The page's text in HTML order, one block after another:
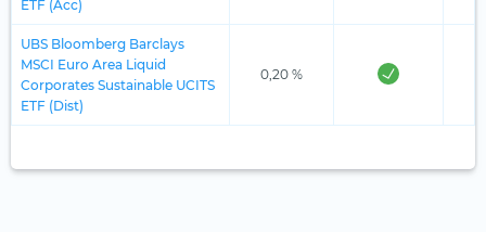
ETF (Acc)
UBS Bloomberg Barclays
MSCI Euro Area Liquid
Corporates Sustainable UCITS
ETF (Dist)
0,20 %